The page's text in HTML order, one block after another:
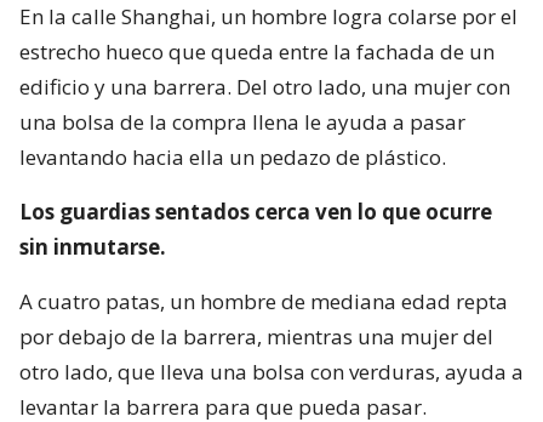
En la calle Shanghai, un hombre logra colarse por el
estrecho hueco que queda entre la fachada de un
edificio y una barrera. Del otro lado, una mujer con
una bolsa de la compra llena le ayuda a pasar
levantando hacia ella un pedazo de plástico.
Los guardias sentados cerca ven lo que ocurre
sin inmutarse.
A cuatro patas, un hombre de mediana edad repta
por debajo de la barrera, mientras una mujer del
otro lado, que lleva una bolsa con verduras, ayuda a
levantar la barrera para que pueda pasar.